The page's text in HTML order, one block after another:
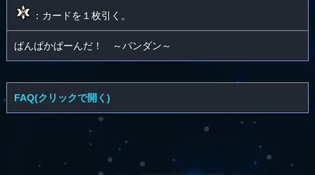
：カードを１枚引く。
ぱんぱかぱーんだ！ ～パンダン～
FAQ(クリックで開く)